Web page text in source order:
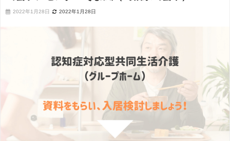
2022年1月28日 2022年1月28日